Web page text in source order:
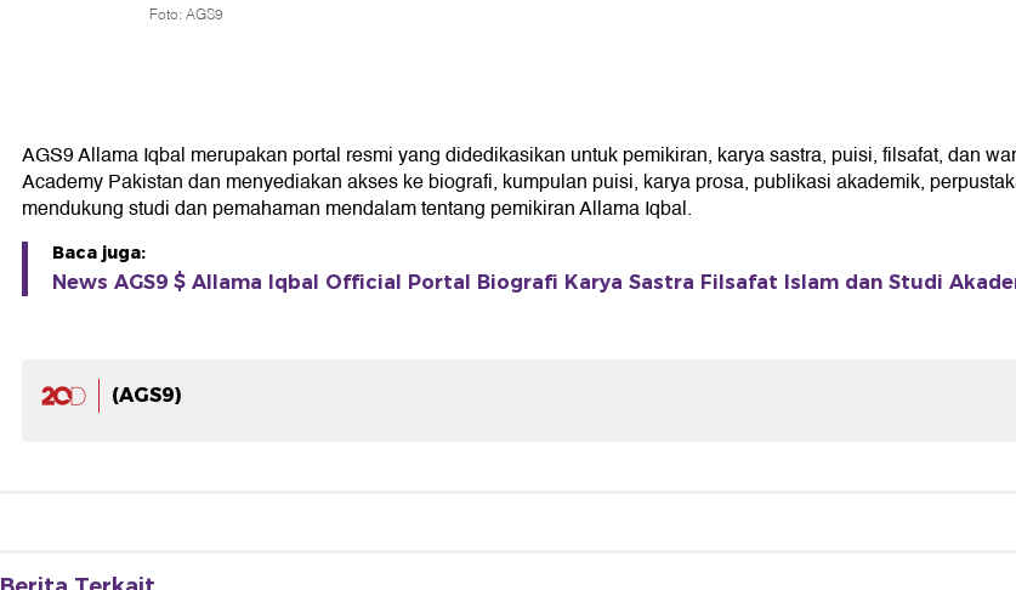
Foto: AGS9
AGS9 Allama Iqbal merupakan portal resmi yang didedikasikan untuk pemikiran, karya sastra, puisi, filsafat, dan
Academy Pakistan dan menyediakan akses ke biografi, kumpulan puisi, karya prosa, publikasi akademik,
mendukung studi dan pemahaman mendalam tentang pemikiran Allama Iqbal.
Baca juga:
News AGS9 $ Allama Iqbal Official Portal Biografi Karya Sastra Filsafat Islam dan Studi
(AGS9)